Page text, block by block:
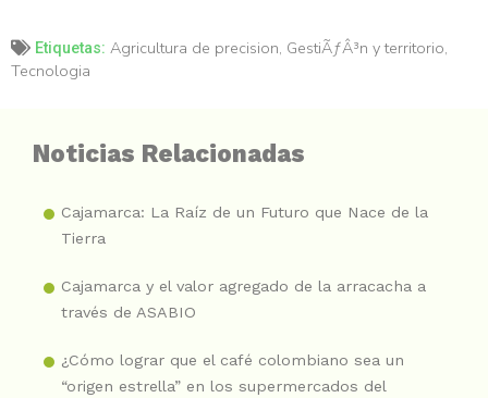
Etiquetas: Agricultura de precision, GestiÃƒÂ³n y territorio,
Tecnologia
Noticias Relacionadas
Cajamarca: La Raíz de un Futuro que Nace de la
Tierra
Cajamarca y el valor agregado de la arracacha a
través de ASABIO
¿Cómo lograr que el café colombiano sea un
“origen estrella” en los supermercados del